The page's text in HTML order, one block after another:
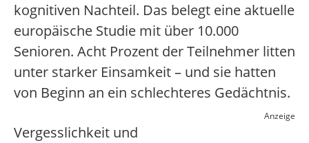
kognitiven Nachteil. Das belegt eine aktuelle
europäische Studie mit über 10.000
Senioren. Acht Prozent der Teilnehmer litten
unter starker Einsamkeit – und sie hatten
von Beginn an ein schlechteres Gedächtnis.
Anzeige
Vergesslichkeit und